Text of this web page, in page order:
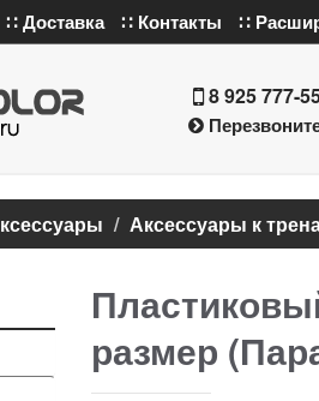
∷ Доставка ∷ Контакты ∷
8 925 777-
Аксессуары к
размер